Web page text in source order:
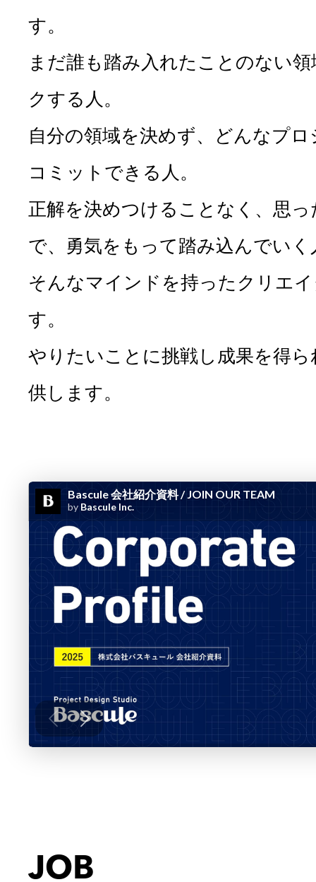
す。
まだ誰も踏み入れたことのない
クする人。
自分の領域を決めず、どんなプ
コミットできる人。
正解を決めつけることなく、思
で、勇気をもって踏み込んでいく
そんなマインドを持ったクリエ
す。
やりたいことに挑戦し成果を得
供します。
JOB